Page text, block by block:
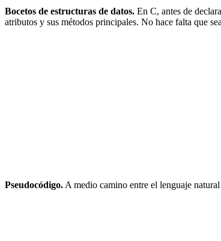
Bocetos de estructuras de datos. En C, antes de
atributos y sus métodos principales. No hace falta que
Pseudocódigo. A medio camino entre el lenguaje